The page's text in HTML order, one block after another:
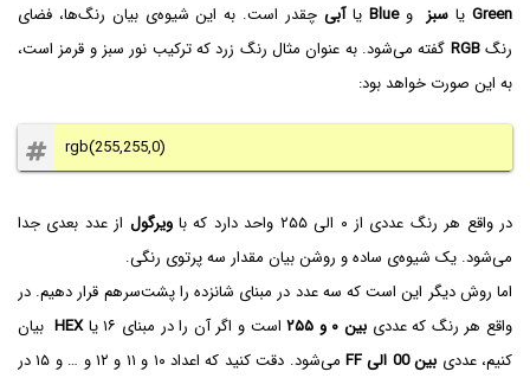
Greenیا سبز وBlue‌ یاآبی چقدر است. به این شیوه‌ی بیان رنگ‌ها، فضای
رنگRGB گفته می‌شود. به عنوان مثال رنگ زرد که ترکیب نور سبز و قرمز است،
به این صورت خواهد بود:
rgb(255,255,0)
در واقع هر رنگ عددی از ۰ الی ۲۵۵ واحد دارد که با ویرگول از عدد بعدی جدا
می‌شود. یک شیوه‌ی ساده و روشن بیان مقدار سه پرتوی رنگی.
اما روش دیگر این است که سه عدد در مبنای شانزده را پشت‌سر‌هم قرار دهیم. در
واقع هر رنگ که عددی بین ۰ و ۲۵۵ است و اگر آن را در مبنای ۱۶ یا HEX بیان
کنیم، عددی بین 00 الی FF‌
می‌شود. دقت کنید که اعداد ۱۰ و ۱۱ و ۱۲ و … و ۱۵ در